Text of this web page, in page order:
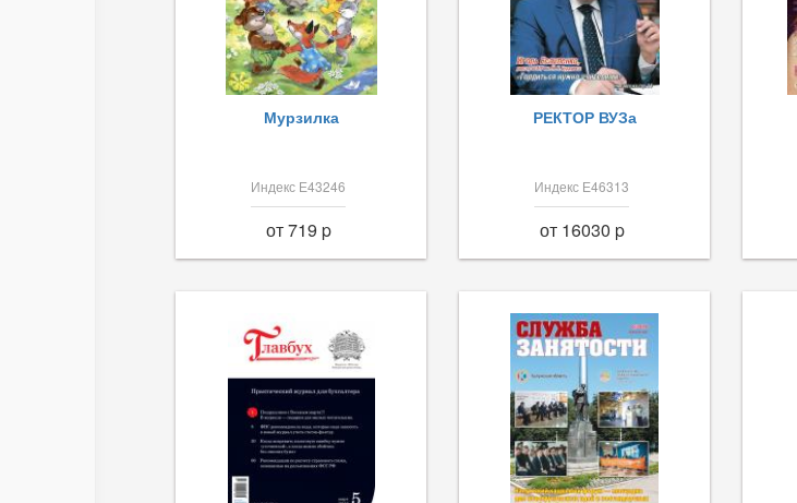
Мурзилка
Индекс Е43246
от 719 p
РЕКТОР ВУЗа
Индекс Е46313
от 16030 p